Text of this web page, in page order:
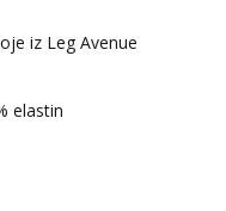
iz Leg Avenue
elastin